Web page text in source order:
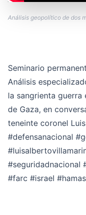
Análisis geopolítico de dos
Seminario
Análisis
la sangrienta guerra
de Gaza, en
teneinte coronel
#defensanacional
#seguridadnacional
#farc #israel